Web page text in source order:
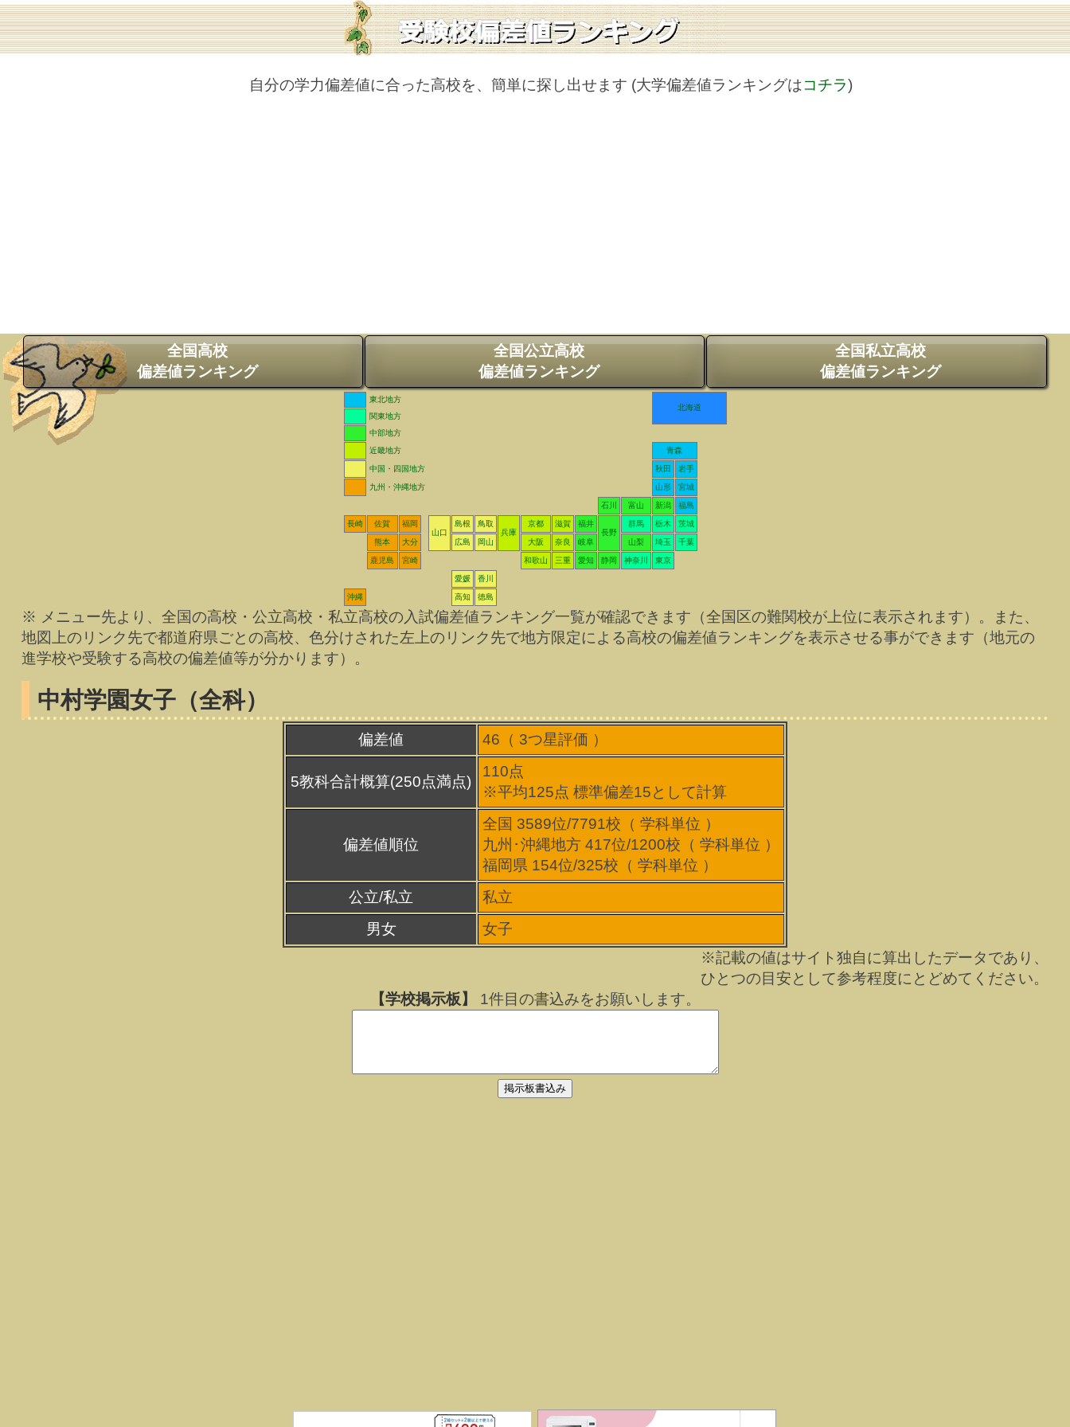
自分の学力偏差値に合った高校を、簡単に探し出せます (大学偏差値ランキングはコチラ)
全国高校
偏差値ランキング
全国公立高校
偏差値ランキング
全国私立高校
偏差値ランキング
東北地方
北海道
関東地方
中部地方
近畿地方
青森
中国・四国地方 秋田 岩手
九州・沖縄地方 山形 宮城
石川 富山 新潟 福島
長崎 佐賀
福岡
山口
島根
鳥取
兵庫
京都 滋賀
福井
長野
群馬 栃木 茨城
熊本 大分 広島 岡山 大阪 奈良 岐阜 山梨 埼玉 千葉
鹿児島 宮崎 和歌山 三重 愛知 静岡 神奈川 東京
愛媛 香川
沖縄 高知 徳島
※ メニュー先より、全国の高校・公立高校・私立高校の入試偏差値ランキング一覧が確認できます（全国区の難関校が上位に表示されます）。また、
地図上のリンク先で都道府県ごとの高校、色分けされた左上のリンク先で地方限定による高校の偏差値ランキングを表示させる事ができます（地元の
進学校や受験する高校の偏差値等が分かります）。
中村学園女子（全科）
偏差値 46（ 3つ星評価 ）
5教科合計概算(250点満点)
110点
※平均125点 標準偏差15として計算
偏差値順位
全国 3589位/7791校（ 学科単位 ）
九州･沖縄地方 417位/1200校（ 学科単位 ）
福岡県 154位/325校（ 学科単位 ）
公立/私立
私立
男女
女子
※記載の値はサイト独自に算出したデータであり、
ひとつの目安として参考程度にとどめてください。
【学校掲示板】
1件目の書込みをお願いします。